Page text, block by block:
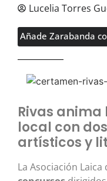
Lucelia Torres
Añade Zarabanda
Rivas
local con
artísticos y
La Asociación Laica